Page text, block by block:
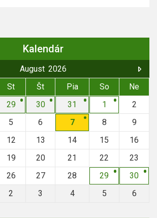
Kalendár
August 2026
St Št Pia So
Ne
29 30 31 1
2
5 6 7 8
9
12 13 14 15
16
19 20 21 22
23
26 27 28 29
30
2 3 4 5 6